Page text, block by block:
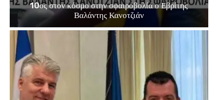
10ος στον κόσμο στην σφαιροβολία ο Εβρίτης
Βαλάντης Κανοτζιάν